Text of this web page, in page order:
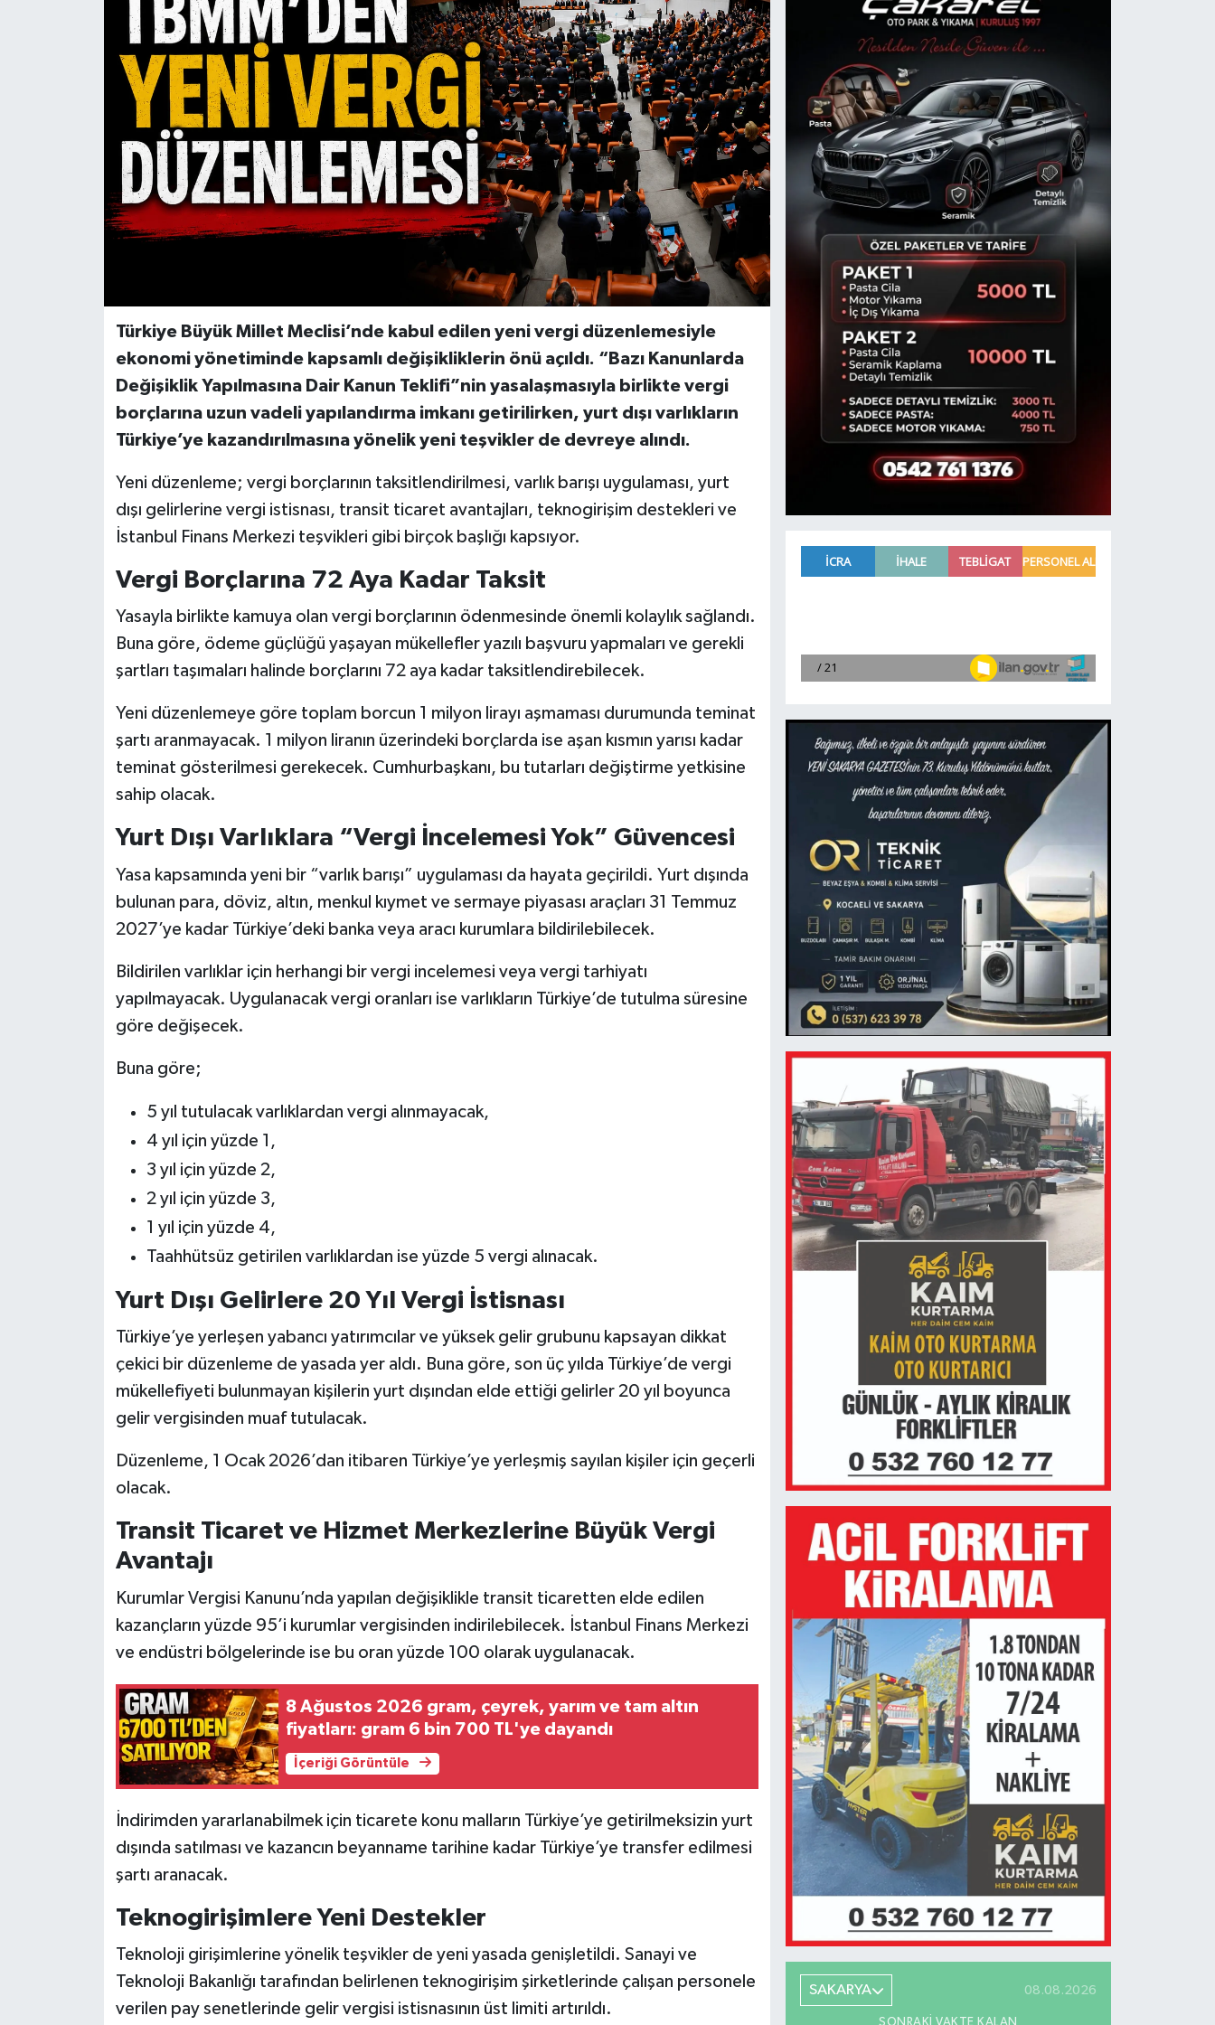
Türkiye Büyük Millet Meclisi’nde kabul edilen yeni vergi düzenlemesiyle
ekonomi yönetiminde kapsamlı değişikliklerin önü açıldı. “Bazı Kanunlarda
Değişiklik Yapılmasına Dair Kanun Teklifi”nin yasalaşmasıyla birlikte vergi
borçlarına uzun vadeli yapılandırma imkanı getirilirken, yurt dışı varlıkların
Türkiye’ye kazandırılmasına yönelik yeni teşvikler de devreye alındı.
Yeni düzenleme; vergi borçlarının taksitlendirilmesi, varlık barışı uygulaması, yurt
dışı gelirlerine vergi istisnası, transit ticaret avantajları, teknogirişim destekleri ve
İstanbul Finans Merkezi teşvikleri gibi birçok başlığı kapsıyor.
Vergi Borçlarına 72 Aya Kadar Taksit
Yasayla birlikte kamuya olan vergi borçlarının ödenmesinde önemli kolaylık sağlandı.
Buna göre, ödeme güçlüğü yaşayan mükellefler yazılı başvuru yapmaları ve gerekli
şartları taşımaları halinde borçlarını 72 aya kadar taksitlendirebilecek.
Yeni düzenlemeye göre toplam borcun 1 milyon lirayı aşmaması durumunda teminat
şartı aranmayacak. 1 milyon liranın üzerindeki borçlarda ise aşan kısmın yarısı kadar
teminat gösterilmesi gerekecek. Cumhurbaşkanı, bu tutarları değiştirme yetkisine
sahip olacak.
Yurt Dışı Varlıklara “Vergi İncelemesi Yok” Güvencesi
Yasa kapsamında yeni bir “varlık barışı” uygulaması da hayata geçirildi. Yurt dışında
bulunan para, döviz, altın, menkul kıymet ve sermaye piyasası araçları 31 Temmuz
2027’ye kadar Türkiye’deki banka veya aracı kurumlara bildirilebilecek.
Bildirilen varlıklar için herhangi bir vergi incelemesi veya vergi tarhiyatı
yapılmayacak. Uygulanacak vergi oranları ise varlıkların Türkiye’de tutulma süresine
göre değişecek.
Buna göre;
5 yıl tutulacak varlıklardan vergi alınmayacak,
4 yıl için yüzde 1,
3 yıl için yüzde 2,
2 yıl için yüzde 3,
1 yıl için yüzde 4,
Taahhütsüz getirilen varlıklardan ise yüzde 5 vergi alınacak.
Yurt Dışı Gelirlere 20 Yıl Vergi İstisnası
Türkiye’ye yerleşen yabancı yatırımcılar ve yüksek gelir grubunu kapsayan dikkat
çekici bir düzenleme de yasada yer aldı. Buna göre, son üç yılda Türkiye’de vergi
mükellefiyeti bulunmayan kişilerin yurt dışından elde ettiği gelirler 20 yıl boyunca
gelir vergisinden muaf tutulacak.
Düzenleme, 1 Ocak 2026’dan itibaren Türkiye’ye yerleşmiş sayılan kişiler için geçerli
olacak.
Transit Ticaret ve Hizmet Merkezlerine Büyük Vergi
Avantajı
Kurumlar Vergisi Kanunu’nda yapılan değişiklikle transit ticaretten elde edilen
kazançların yüzde 95’i kurumlar vergisinden indirilebilecek. İstanbul Finans Merkezi
ve endüstri bölgelerinde ise bu oran yüzde 100 olarak uygulanacak.
8 Ağustos 2026 gram, çeyrek, yarım ve tam altın
fiyatları: gram 6 bin 700 TL'ye dayandı
İçeriği Görüntüle
İndirimden yararlanabilmek için ticarete konu malların Türkiye’ye getirilmeksizin yurt
dışında satılması ve kazancın beyanname tarihine kadar Türkiye’ye transfer edilmesi
şartı aranacak.
Teknogirişimlere Yeni Destekler
Teknoloji girişimlerine yönelik teşvikler de yeni yasada genişletildi. Sanayi ve
Teknoloji Bakanlığı tarafından belirlenen teknogirişim şirketlerinde çalışan personele
verilen pay senetlerinde gelir vergisi istisnasının üst limiti artırıldı.
SAKARYA 08.08.2026